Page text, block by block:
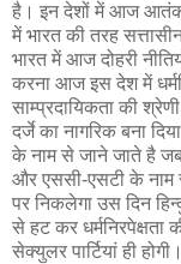
है। इन देशों में आज
में भारत की तरह
भारत में आज दोहरी
करना आज इस देश में
साम्प्रदायिकता की
दर्जे का नागरिक बना
के नाम से जाने जाते है
और एससी-एसटी के नाम
पर निकलेगा उस दिन
से हट कर धर्मनिरपेक्षता
सेक्युलर पार्टियां ही होगी।